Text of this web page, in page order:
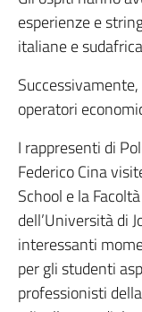
esperienze e
italiane e
operatori
I rappresenti di
Federico Cina
School e la
dell’Università di
interessanti
per gli studenti
professionisti